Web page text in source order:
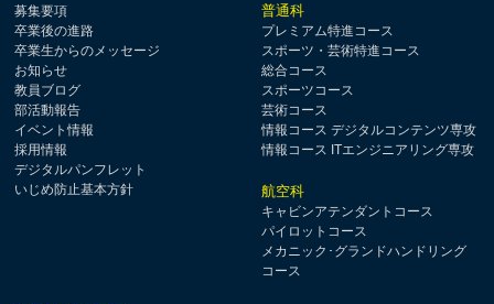
募集要項
卒業後の進路
卒業生からのメッセージ
お知らせ
教員ブログ
部活動報告
イベント情報
採用情報
デジタルパンフレット
いじめ防止基本方針
普通科
プレミアム特進コース
スポーツ・芸術特進コース
総合コース
スポーツコース
芸術コース
情報コース デジタルコンテンツ専攻
情報コース ITエンジニアリング専攻
航空科
キャビンアテンダントコース
パイロットコース
メカニック･グランドハンドリング
コース